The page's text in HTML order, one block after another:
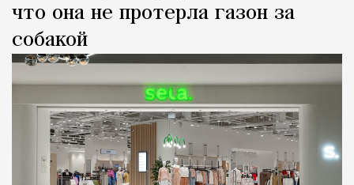
что она не протерла газон за
собакой